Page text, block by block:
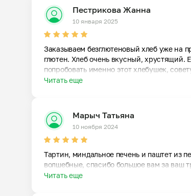
Пестрикова Жанна
10 января 2025
Заказываем безглютеновый хлеб уже на
глютен. Хлеб очень вкусный, хрустящий.
попробовать именно этот хлебушек,
Читать еще
Марыч Татьяна
10 ноября 2024
Тартин, миндальное печень и паштет из
волшебные, спасибо большое вам за ваш
Читать еще